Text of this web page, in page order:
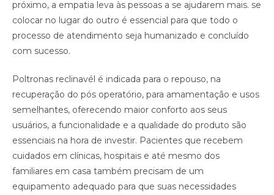
próximo, a empatia leva às pessoas a se ajudarem mais. se
colocar no lugar do outro é essencial para que todo o
processo de atendimento seja humanizado e concluído
com sucesso.
Poltronas reclinavél é indicada para o repouso, na
recuperação do pós operatório, para amamentação e usos
semelhantes, oferecendo maior conforto aos seus
usuários, a funcionalidade e a qualidade do produto são
essenciais na hora de investir. Pacientes que recebem
cuidados em clínicas, hospitais e até mesmo dos
familiares em casa também precisam de um
equipamento adequado para que suas necessidades